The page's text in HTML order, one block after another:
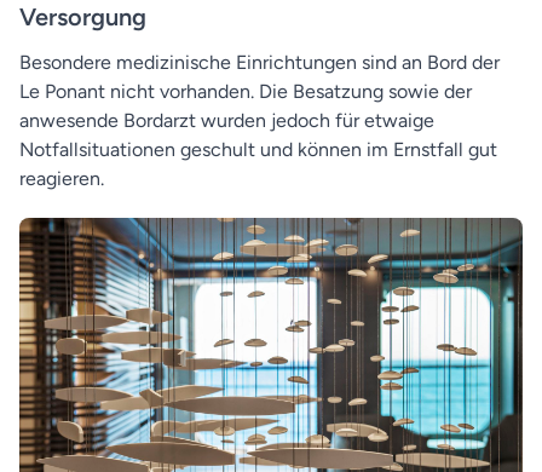
Versorgung
Besondere medizinische Einrichtungen sind an Bord der
Le Ponant nicht vorhanden. Die Besatzung sowie der
anwesende Bordarzt wurden jedoch für etwaige
Notfallsituationen geschult und können im Ernstfall gut
reagieren.